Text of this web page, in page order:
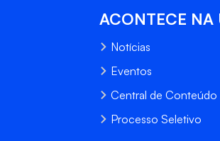
ACONTECE NA
Notícias
Eventos
Central de Conteúdo
Processo Seletivo